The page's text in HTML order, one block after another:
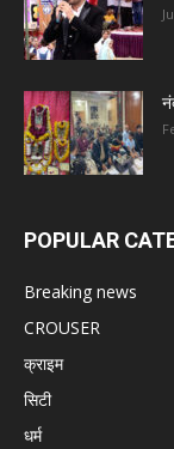
POPULAR
Breaking news
CROUSER
क्राइम
सिटी
धर्म